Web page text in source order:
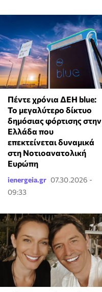
Πέντε χρόνια ΔΕΗ blue:
Το μεγαλύτερο δίκτυο
δημόσιας φόρτισης στην
Ελλάδα που
επεκτείνεται δυναμικά
στη Νοτιοανατολική
Ευρώπη
ienergeia.gr 07.30.2026 -
09:33